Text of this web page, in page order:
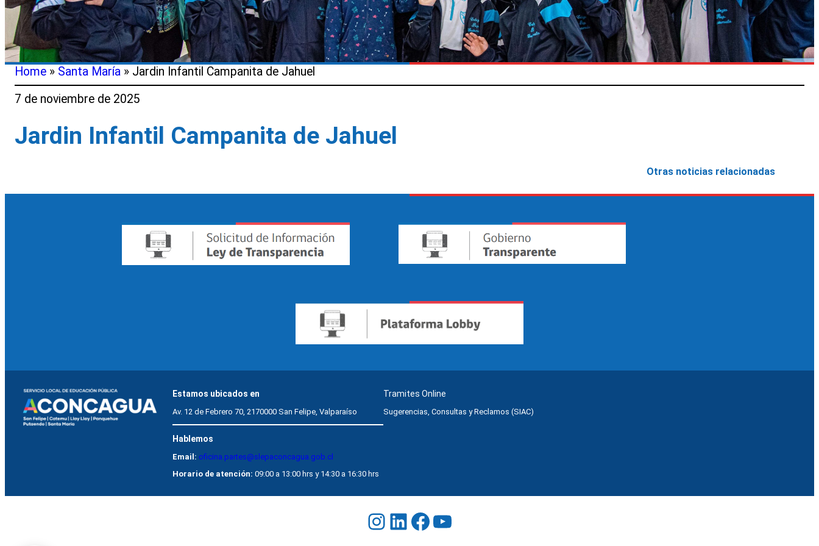
Home » Santa María » Jardin Infantil Campanita de Jahuel
7 de noviembre de 2025
Jardin Infantil Campanita de Jahuel
Otras noticias relacionadas
Estamos ubicados en
Av. 12 de Febrero 70, 2170000 San Felipe, Valparaíso
Hablemos
Email: oficina.partes@slepaconcagua.gob.cl
Horario de atención:09:00 a 13:00 hrs y 14:30 a 16:30 hrs
Tramites Online
Sugerencias, Consultas y Reclamos (SIAC)
Instagram
LinkedIn
Facebook
YouTube